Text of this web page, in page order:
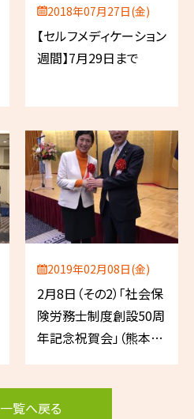
2018年07月27日(金)
【セルフメディケーション
週間】7月29日まで
2019年02月08日(金)
2月8日（その2）「社会保
険労務士制度創設50周
年記念祝賀会」（熊本
市）
一覧へ戻る